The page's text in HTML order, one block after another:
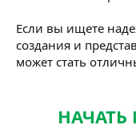
Если вы ищете
создания и
может стать